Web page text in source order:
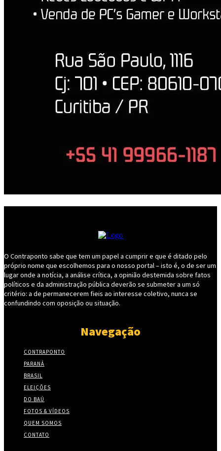
O Contraponto sabe que tem um papel a cumprir e que é ditado pelo
próprio nome que escolhemos para o nosso portal – isto é, o de ser um
lugar onde a notícia, a análise crítica, a opinião destemida sobre fatos
políticos e da administração pública deverão se submeter a um só
critério: a de permanecerem fieis ao interesse coletivo, nunca se
confundindo com oposição ou situação.
Navegação
CONTRAPONTO
PARANÁ
BRASIL
ELEIÇÕES
DO BAÚ
FOTOS & VÍDEOS
QUEM SOMOS
CONTATO